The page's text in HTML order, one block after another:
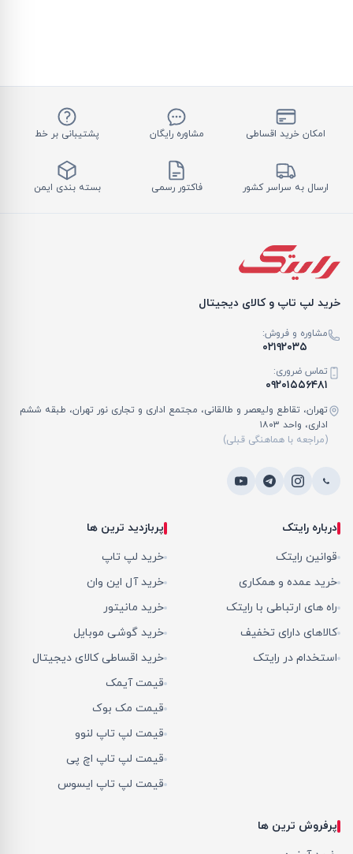
امکان خرید اقساطی مشاوره رایگان پشتیبانی بر خط
ارسال به سراسر کشور فاکتور رسمی بسته بندی ایمن
خرید لپ تاپ و کالای دیجیتال
مشاوره و فروش:
۰۲۱۹۲۰۳۵
تماس ضروری:
۰۹۲۰۱۵۵۶۴۸۱
تهران، تقاطع ولیعصر و طالقانی، مجتمع اداری و تجاری نور تهران، طبقه ششم
اداری، واحد ۱۸۰۳
(مراجعه با هماهنگی قبلی)
درباره رایتک
قوانین رایتک
خرید عمده و همکاری
راه های ارتباطی با رایتک
کالاهای دارای تخفیف
استخدام در رایتک
پربازدید ترین ها
خرید لپ تاپ
خرید آل این وان
خرید مانیتور
خرید گوشی موبایل
خرید اقساطی کالای دیجیتال
قیمت آیمک
قیمت مک بوک
قیمت لپ تاپ لنوو
قیمت لپ تاپ اچ پی
قیمت لپ تاپ ایسوس
پرفروش ترین ها